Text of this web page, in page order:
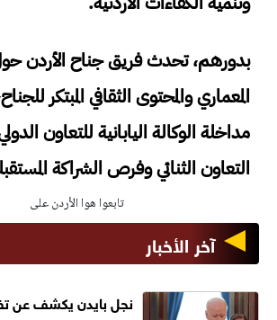
بدورهم، تحدث فريق جناح الأردن
المعماري والمحتوى الثقافي المبتكر
مداخلة الوكالة اليابانية للتعاون
التعاون الثنائي وفرص الشراكة
تابعوا هوا الأردن على
آخر الأخبار
نجل بايدن يكشف عن